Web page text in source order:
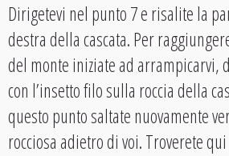
Dirigetevi nel punto 7 e risalite la
destra della cascata. Per
del monte iniziate ad arrampicarvi,
con l’insetto filo sulla roccia della
questo punto saltate nuovamente
rocciosa adietro di voi. Troverete